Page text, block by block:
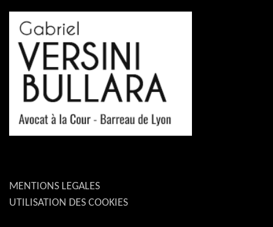
MENTIONS LEGALES
UTILISATION DES COOKIES